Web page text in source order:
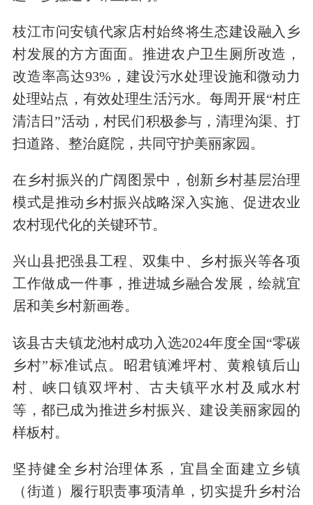
枝江市问安镇代家店村始终将生态建设融入乡
村发展的方方面面。推进农户卫生厕所改造，
改造率高达93%，建设污水处理设施和微动力
处理站点，有效处理生活污水。每周开展“村庄
清洁日”活动，村民们积极参与，清理沟渠、打
扫道路、整治庭院，共同守护美丽家园。
在乡村振兴的广阔图景中，创新乡村基层治理
模式是推动乡村振兴战略深入实施、促进农业
农村现代化的关键环节。
兴山县把强县工程、双集中、乡村振兴等各项
工作做成一件事，推进城乡融合发展，绘就宜
居和美乡村新画卷。
该县古夫镇龙池村成功入选2024年度全国“零碳
乡村”标准试点。昭君镇滩坪村、黄粮镇后山
村、峡口镇双坪村、古夫镇平水村及咸水村
等，都已成为推进乡村振兴、建设美丽家园的
样板村。
坚持健全乡村治理体系，宜昌全面建立乡镇
（街道）履行职责事项清单，切实提升乡村治